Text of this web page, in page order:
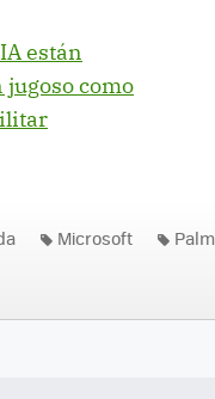
están
como
Microsoft